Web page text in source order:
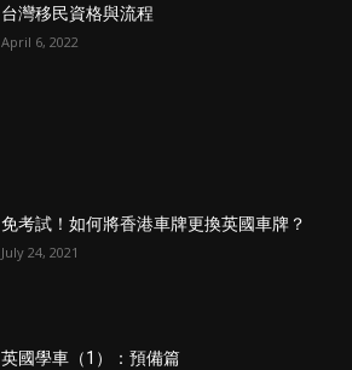
台灣移民資格與流程
April 6, 2022
免考試！如何將香港車牌更換英國車牌？
July 24, 2021
英國學車（1）：預備篇